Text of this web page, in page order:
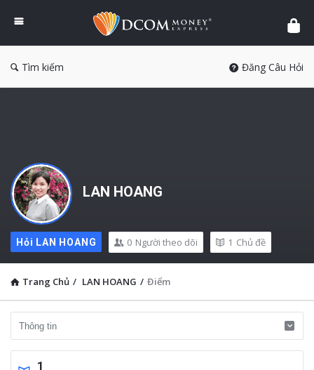
DCOM
Money
Express
Tìm kiếm Đăng Câu Hỏi
LAN HOANG
Hỏi LAN HOANG 0 Người theo dõi 1 Chủ đề
Trang Chủ / LAN HOANG / Điểm
1